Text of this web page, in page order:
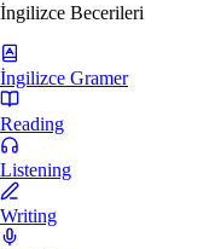
İngilizce Becerileri
İngilizce Gramer
Reading
Listening
Writing